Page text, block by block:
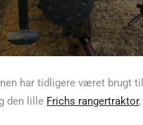
har tidligere været brugt
den lille Frichs rangertraktor